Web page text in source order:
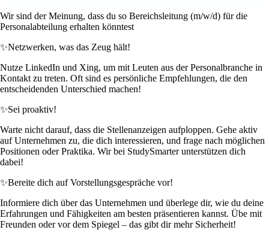
Wir sind der Meinung, dass du so Bereichsleitung (m/w/d) für die
Personalabteilung erhalten könntest
✨Netzwerken, was das Zeug hält!
Nutze LinkedIn und Xing, um mit Leuten aus der Personalbranche in
Kontakt zu treten. Oft sind es persönliche Empfehlungen, die den
entscheidenden Unterschied machen!
✨Sei proaktiv!
Warte nicht darauf, dass die Stellenanzeigen aufploppen. Gehe aktiv
auf Unternehmen zu, die dich interessieren, und frage nach möglichen
Positionen oder Praktika. Wir bei StudySmarter unterstützen dich
dabei!
✨Bereite dich auf Vorstellungsgespräche vor!
Informiere dich über das Unternehmen und überlege dir, wie du deine
Erfahrungen und Fähigkeiten am besten präsentieren kannst. Übe mit
Freunden oder vor dem Spiegel – das gibt dir mehr Sicherheit!